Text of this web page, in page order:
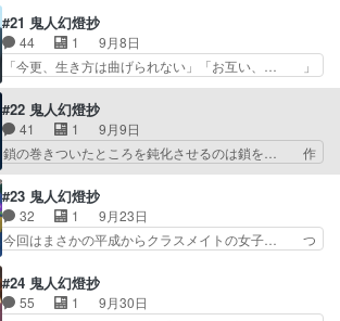
作品まじでいぶし銀の良さあ… く゛る゛し゛
い゛！！！！！！だがこの作品… 先日の果し合い
の回辺りから妙に寂しい雰囲…
やろな、ここまででストーリーをしっか… 見やす
い(どういう感想？あまりにも終盤す… 生き様に
ついての問答は難しいな 夜刀と兼… 酒が残って
たら明治に鬼の兵士が出てきそう… おふうさん
てきて、異形の姿に恐れ逃げ出… 奈津はあれっき
りフェードアウトしたのに直… 酒を使って鬼を味
方にしたと言ったりと畠山…
#21 鬼人幻燈抄
44 1
9月8日
「今更、生き方は曲げられない」「お互い、… 」
の淡々とした会話がなんか面白かった今回… 当初
は単なる腹黒かと見ていた畠山。歳をと… 最新エ
ピソードの願いがめちゃくちゃ良くて… 鬼側にも
事情はあるんだよというお話鬼は嘘… 何とか土浦
を倒したけど頑丈な体は心の弱さ… 信じる人のた
ニメいろいろずるい今回も脳… あまりに速すぎる
野茉莉の抱擁……俺じゃな… 2話貯めて解放した
から満足度高いけど辛い…
#22 鬼人幻燈抄
41 1
9月9日
鎖の巻きついたところを鈍化させるのは鎖を… 作
画崩壊してる気がする。始まって1分位の… 鎖の
作画大変そうやん大丈夫？ とか思いつ… なんか
いつの間にか子どもまでできちやって… 時代は進
んで遂に明治だけど舞台も京都に移… 新章突入し
たけど2話で片づける事出来んの… まあ、おふう
泣きそうになるし、戦闘シー… 前々から作画が怪
しいと思っていたが、つい… 甚夜が蕎麦屋をやっ
#23 鬼人幻燈抄
32 1
9月23日
今回はまさかの平成からクラスメイトの女子… つ
レントウィッチ12話星読みの魔女良い… 2009年
8月15日。明治5年に戻り甚夜… 染吾郎が甚夜を
からかう為、『女性２人も連… あと1話でアニメ
#24 鬼人幻燈抄
55 1
9月30日